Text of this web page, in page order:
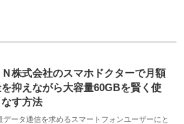
Ｎ株式会社のスマホドクターで月額
抑えながら大容量60GBを賢く使
す方法
データ通信を求めるスマートフォンユーザーにと